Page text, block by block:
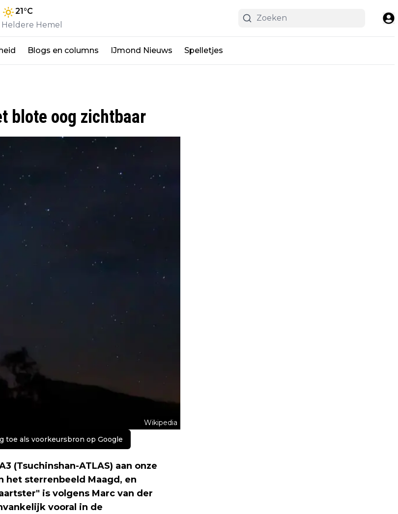
21°C
Heldere Hemel
Blogs en columns IJmond Nieuws Spelletjes
blote oog zichtbaar
Wikipedia
toe als voorkeursbron op Google
(Tsuchinshan-ATLAS) aan onze
sterrenbeeld Maagd, en
is volgens Marc van der
vooral in de